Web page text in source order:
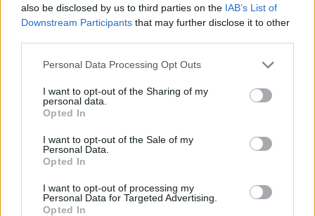
also be disclosed by us to third parties on the IAB’s List of
Downstream Participants that may further disclose it to other
Please note that this website/app uses one or more Google
not limited to your visit or usage behaviour. You may click to
grant or deny consent to Google and its third-party tags to
use your data for below specified purposes in below Google
consent section.
Personal Data Processing Opt Outs
I want to opt-out of the Sharing of my
personal data.
Opted In
I want to opt-out of the Sale of my
Personal Data.
Opted In
I want to opt-out of processing my
Personal Data for Targeted Advertising.
Opted In
Predictive Experience) αντιλαμβάνεται τη διάθεση του
καλύπτει με ευχάριστες δραστηριότητες, όπως προβολή
ταινιών, χρήση μέσων κοινωνικής δικτύωσης,
όπως για παράδειγμα στην περίπτωση φόρτισης.
Το νέο Ypsilonθα είναι το πρώτο μοντέλο της Lancia που
θα εφοδιάζεται με το σύστημα S.A.L.A., το οποίο θα